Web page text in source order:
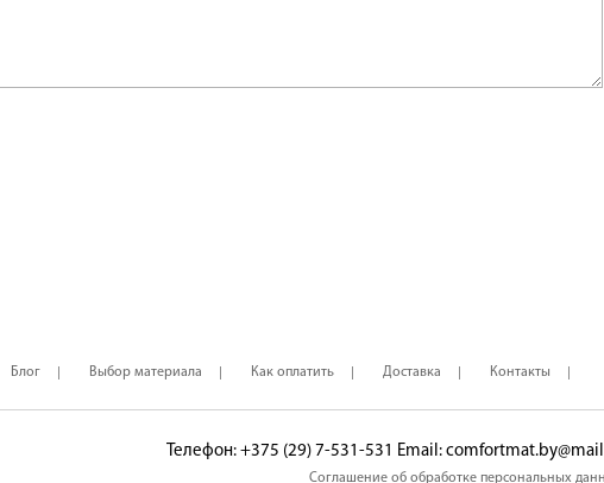
Блог Выбор материала Как оплатить Доставка Контакты
Телефон: ‎+375 (29) 7-531-531 Email:
Соглашение об обработке персональных